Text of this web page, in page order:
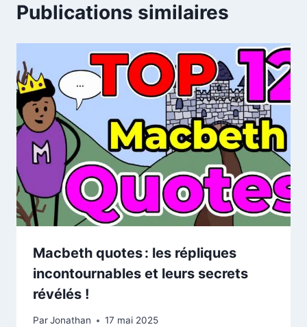
Publications similaires
Macbeth quotes : les répliques
incontournables et leurs secrets
révélés !
ParJonathan 17 mai 2025